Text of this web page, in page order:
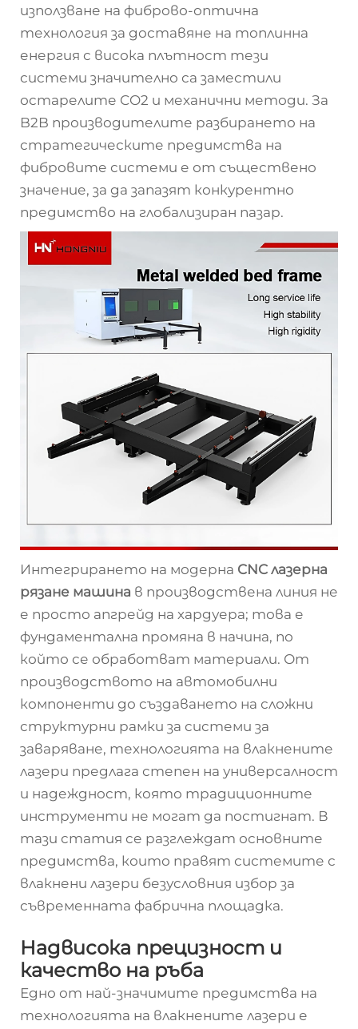
използване на фиброво-оптична
технология за доставяне на топлинна
енергия с висока плътност тези
системи значително са заместили
остарелите CO2 и механични методи. За
B2B производителите разбирането на
стратегическите предимства на
фибровите системи е от съществено
значение, за да запазят конкурентно
предимство на глобализиран пазар.
Интегрирането на модерна CNC лазерна
рязане машина в производствена линия не
е просто апгрейд на хардуера; това е
фундаментална промяна в начина, по
който се обработват материали. От
производството на автомобилни
компоненти до създаването на сложни
структурни рамки за системи за
заваряване, технологията на влакнените
лазери предлага степен на универсалност
и надеждност, която традиционните
инструменти не могат да постигнат. В
тази статия се разглеждат основните
предимства, които правят системите с
влакнени лазери безусловния избор за
съвременната фабрична площадка.
Надвисока прецизност и
качество на ръба
Едно от най-значимите предимства на
технологията на влакнените лазери е